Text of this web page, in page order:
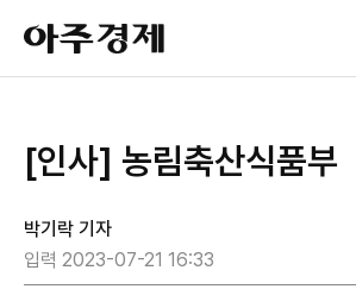
아
주
경
​[인사] 농림축산식품부
박기락 기자
입력 2023-07-21 16:33